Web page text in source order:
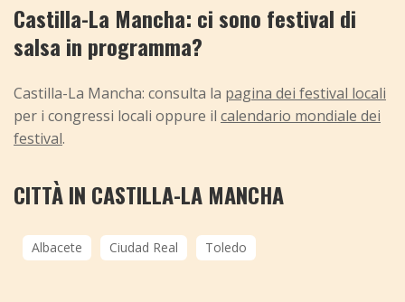
Castilla-La Mancha: ci sono festival di
salsa in programma?
Castilla-La Mancha: consulta la pagina dei festival locali
per i congressi locali oppure il calendario mondiale dei
festival.
CITTÀ IN CASTILLA-LA MANCHA
Albacete Ciudad Real Toledo